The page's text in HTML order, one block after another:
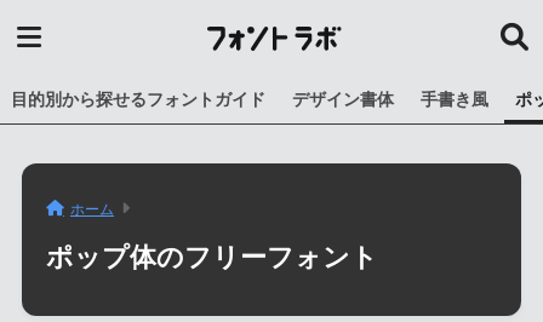
目的別から探せるフォントガイド デザイン書体 手書き風 ポ
ホーム
ポップ体のフリーフォント